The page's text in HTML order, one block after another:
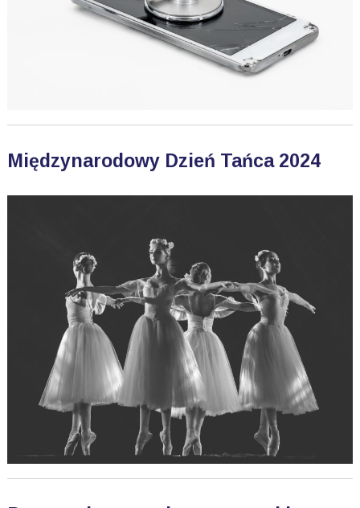
Międzynarodowy Dzień Tańca 2024